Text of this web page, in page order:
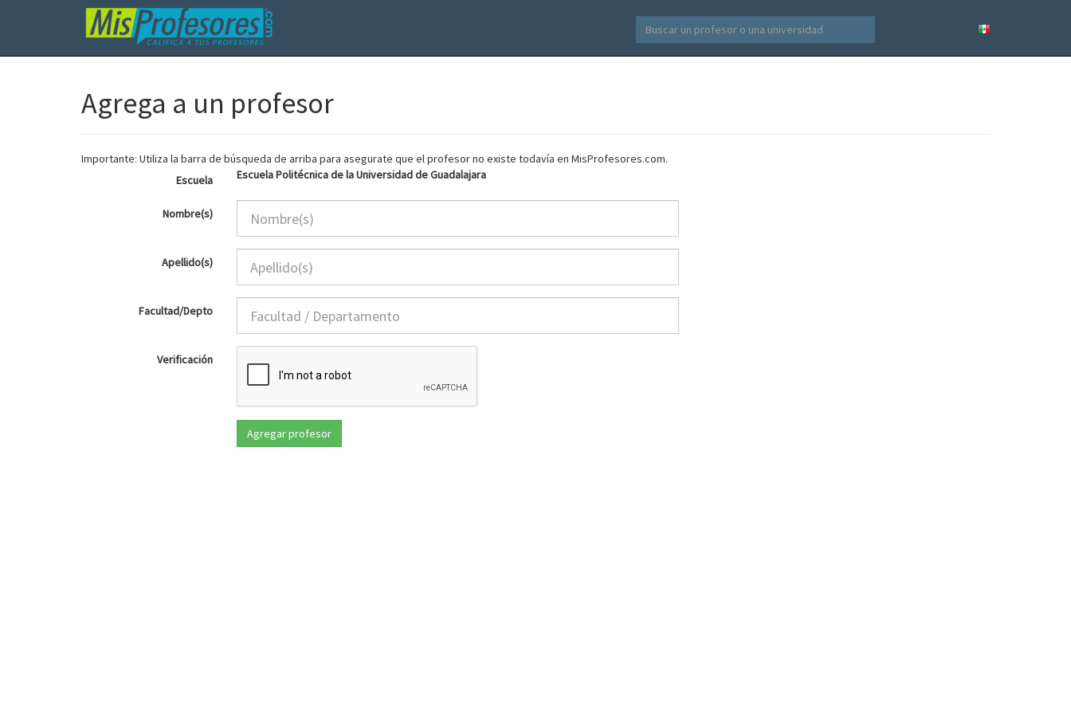
Agrega a un profesor
Importante: Utiliza la barra de búsqueda de arriba para asegurate que el profesor no existe todavía en MisProfesores.com.
Escuela
Escuela Politécnica de la Universidad de Guadalajara
Nombre(s)
Apellido(s)
Facultad/Depto
Verificación